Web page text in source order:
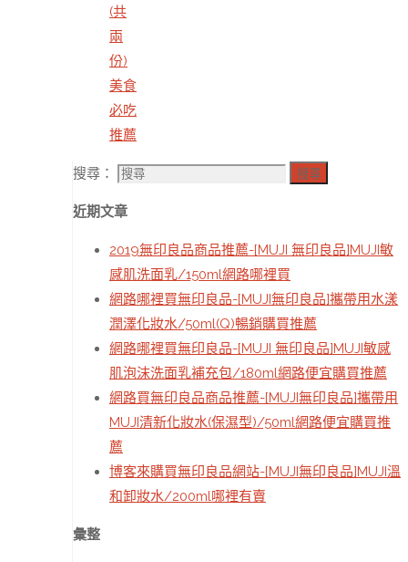
(共
兩
份)
美食
必吃
推薦
搜尋： 搜尋
近期文章
2019無印良品商品推薦-[MUJI 無印良品]MUJI敏
感肌洗面乳/150ml網路哪裡買
網路哪裡買無印良品-[MUJI無印良品]攜帶用水漾
潤澤化妝水/50ml(Q)暢銷購買推薦
網路哪裡買無印良品-[MUJI 無印良品]MUJI敏感
肌泡沫洗面乳補充包/180ml網路便宜購買推薦
網路買無印良品商品推薦-[MUJI無印良品]攜帶用
MUJI清新化妝水(保濕型)/50ml網路便宜購買推
薦
博客來購買無印良品網站-[MUJI無印良品]MUJI溫
和卸妝水/200ml哪裡有賣
彙整